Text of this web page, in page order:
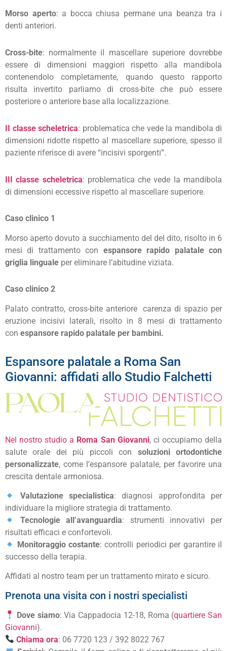
Morso aperto: a bocca chiusa permane una beanza tra i
denti anteriori.
Cross-bite: normalmente il mascellare superiore dovrebbe
essere di dimensioni maggiori rispetto alla mandibola
contenendolo completamente, quando questo rapporto
risulta invertito parliamo di cross-bite che può essere
posteriore o anteriore base alla localizzazione.
II classe scheletrica: problematica che vede la mandibola di
dimensioni ridotte rispetto al mascellare superiore, spesso il
paziente riferisce di avere “incisivi sporgenti”.
III classe scheletrica: problematica che vede la mandibola
di dimensioni eccessive rispetto al mascellare superiore.
Caso clinico 1
Morso aperto dovuto a succhiamento del del dito, risolto in 6
mesi di trattamento con espansore rapido palatale con
griglia linguale per eliminare l’abitudine viziata.
Caso clinico 2
Palato contratto, cross-bite anteriore carenza di spazio per
eruzione incisivi laterali, risolto in 8 mesi di trattamento
con espansore rapido palatale per bambini.
Espansore palatale a Roma San
Giovanni: affidati allo Studio Falchetti
Nel nostro studio a Roma San Giovanni, ci occupiamo della
salute orale dei più piccoli con soluzioni ortodontiche
personalizzate, come l’espansore palatale, per favorire una
crescita dentale armoniosa.
Valutazione specialistica: diagnosi approfondita per
individuare la migliore strategia di trattamento.
Tecnologie all’avanguardia: strumenti innovativi per
risultati efficaci e confortevoli.
Monitoraggio costante: controlli periodici per garantire il
successo della terapia.
Affidati al nostro team per un trattamento mirato e sicuro.
Prenota una visita con i nostri specialisti
Dove siamo: Via Cappadocia 12-18, Roma (quartiere San
Giovanni).
Chiama ora: 06 7720 123 / 392 8022 767